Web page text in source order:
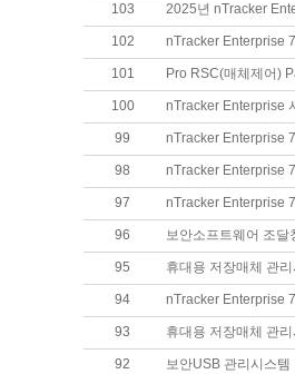
103 2025년 nTracker
102 nTracker Enterprise
101 Pro RSC(매체제어)
100 nTracker Enterprise
99 nTracker Enterprise
98 nTracker Enterprise
97 nTracker Enterprise
96 보안소프트웨어 조
95 휴대용 저장매체 관
94 nTracker Enterprise
93 휴대용 저장매체 관
92 보안USB 관리시스템